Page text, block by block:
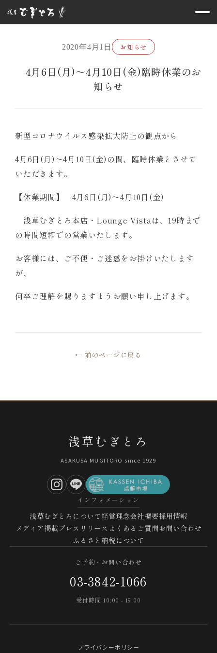
2020年4月1日 お知らせ
4月6日(月)～4月10日(金)臨時休業のお
知らせ
新型コロナウイルス感染拡大防止の観点から
4月6日(月)～4月10日(金)の間、臨時休業とさせて
いただきます。
【休業期間】 4月6日(月)～4月10日(金)
浅草むぎとろ本店・Lounge Vistaは、19時まで
の時間短縮での営業いたします。
お客様には、ご不便・ご迷惑をお掛けいたします
が、
何卒ご理解を賜りますようお願い申し上げます。
← 前のページに戻る
浅草むぎとろ
ASAKUSA MUGITORO since 1929
インフォメーション
浅草むぎとろについて経営理念会社概要採用情報
メディア掲載プレスリリース よくあるご質問お問い合わせ
ふるさと納税について
ご予約・お問い合わせ
03-3842-1066
受付時間 10:00 - 19:00
プライバシーポリシー